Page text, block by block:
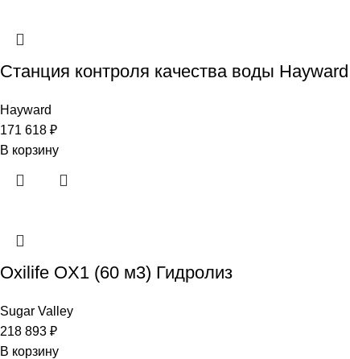
Станция контроля качества воды
Hayward
171 618 ₽
В корзину
Oxilife OX1 (60 м3) Гидролиз
Sugar Valley
218 893 ₽
В корзину